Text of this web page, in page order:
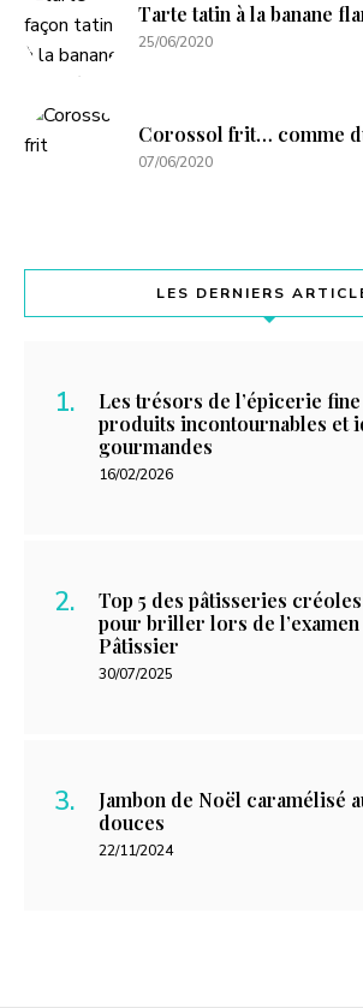
Tarte tatin à la banane
25/06/2020
Corossol frit… comme
07/06/2020
LES DERNIERS
Les trésors de l’épicerie
produits incontournables et
gourmandes
16/02/2026
Top 5 des pâtisseries
pour briller lors de l’examen
Pâtissier
30/07/2025
Jambon de Noël caramélisé
douces
22/11/2024